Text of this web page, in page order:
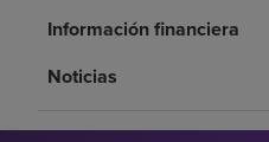
Información financiera
Noticias